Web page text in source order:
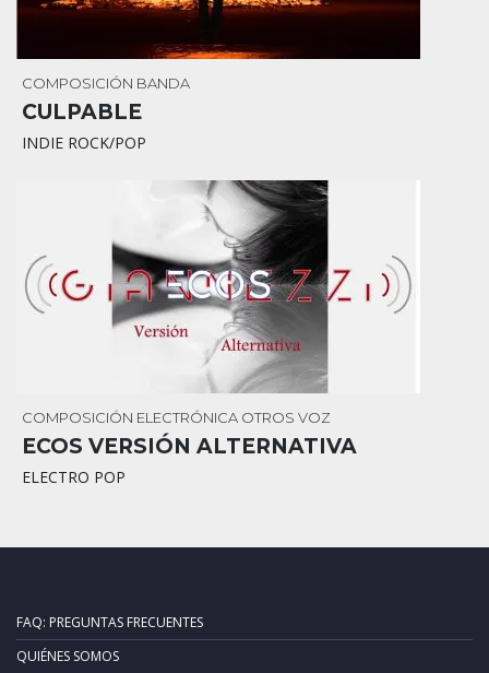
COMPOSICIÓN BANDA
CULPABLE
INDIE ROCK/POP
COMPOSICIÓN ELECTRÓNICA OTROS VOZ
ECOS VERSIÓN ALTERNATIVA
ELECTRO POP
FAQ: PREGUNTAS FRECUENTES
QUIÉNES SOMOS